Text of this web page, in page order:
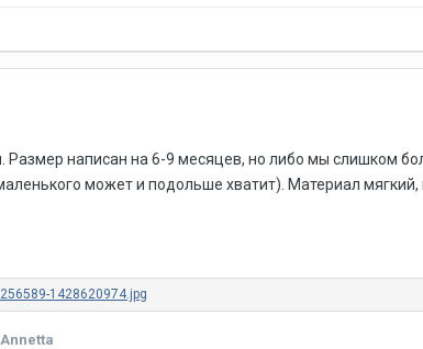
Размер написан на 6-9 месяцев, но либо мы слишком
может и подольше хватит). Материал мягкий,